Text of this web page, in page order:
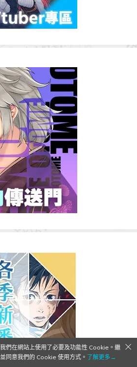
們在網站上使用了必要及功能性 Cookie。繼
同意我們的 Cookie 使用方式。 了解更多→